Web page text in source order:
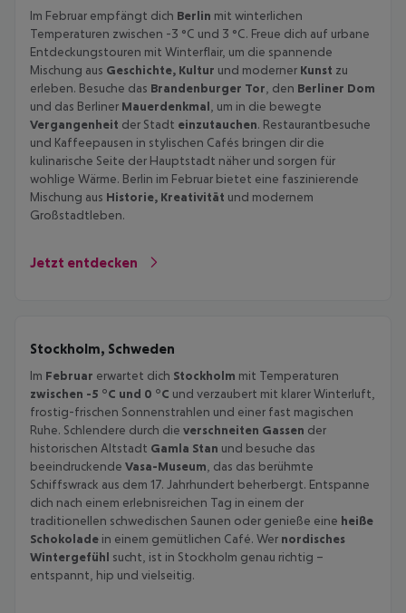
Im Februar empfängt dich Berlin mit winterlichen
Temperaturen zwischen -3 °C und 3 °C. Freue dich auf urbane
Entdeckungstouren mit Winterflair, um die spannende
Mischung aus Geschichte, Kultur und moderner Kunst zu
erleben. Besuche das Brandenburger Tor, den Berliner Dom
und das Berliner Mauerdenkmal, um in die bewegte
Vergangenheit der Stadt einzutauchen. Restaurantbesuche
und Kaffeepausen in stylischen Cafés bringen dir die
kulinarische Seite der Hauptstadt näher und sorgen für
wohlige Wärme. Berlin im Februar bietet eine faszinierende
Mischung aus Historie, Kreativität und modernem
Großstadtleben.
Jetzt entdecken
Stockholm, Schweden
Im Februar erwartet dich Stockholm mit Temperaturen
zwischen -5 °C und 0 °C und verzaubert mit klarer Winterluft,
frostig-frischen Sonnenstrahlen und einer fast magischen
Ruhe. Schlendere durch die verschneiten Gassen der
historischen Altstadt Gamla Stan und besuche das
beeindruckende Vasa-Museum, das das berühmte
Schiffswrack aus dem 17. Jahrhundert beherbergt. Entspanne
dich nach einem erlebnisreichen Tag in einem der
traditionellen schwedischen Saunen oder genieße eine heiße
Schokolade in einem gemütlichen Café. Wer nordisches
Wintergefühl sucht, ist in Stockholm genau richtig –
entspannt, hip und vielseitig.